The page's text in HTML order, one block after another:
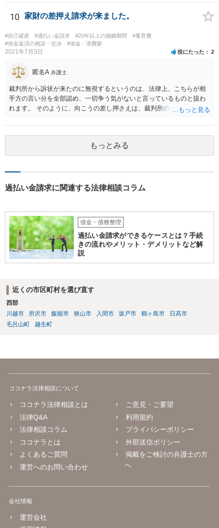
ローンという理由で過払金請求ができないということはありません。
本、返済計画及び返済経過等の具体的な資料を用意して、一度弁護士
に相談するのがよいと考えます。
ロではありませんが、嘘はどこかで客観的事実との矛盾等を生じて嘘
と露呈することが多いでしょう。裁判で虚偽の事実が主張された場
合、相手方の反論・反証によって虚偽が虚偽と曝かれることが期待さ
れています。頑張って虚偽を曝いてください。 > 私は和解金を支払わ
なければいけないのでしょうか。 和解するかどうかは当事者の自由で
す。 > この副委員長の流した噂がきっかけで会社を辞めることにな
いでしょうか 副委員長の不法行為につき組合が使用者責任（民法715
することは、手続きとしては可能です。 もっとも、副委員長が噂を流
した事実の立証がまず難しいかと思いますし、噂を流した行為と退職
との因果関係や、副委員長の行為が組合の事業の執行についての行為
裁判所にねつ造された規約書を提出したのですが、それは何らかの罪
には問われないのでしょうか。 組合が組合名義の書面について架空の
10 家財の差押え請求が来ました。
#自己破産 #過払い金請求 #20年以上の婚姻期間
#養育費
#借金返済の相談・交渉
#借金・浪費癖
2021年7月3日 役にたった 2
匿名A 弁護士
裁判所から訴状が来たのに無視するというのは、法律上、こちらが相
手方の言い分を全部認め、一切争う気がないと言っているものと扱わ
れます。 そのように、向こうの差し押さえは、裁判所のお墨付きを得
ットは一切ありません。 むしろ、あなたに連絡しても無視されたこと
で、裁判をするための時間と費用を使わされたわけで、その観点から
も減額や分割に乗ってくるとは思えません。 そうなると、基本的には
自己破産という方向になってくるかと思います。
もっとみる
過払い金請求に関連する法律相談コラム
借金・債務整理
過払い金請求ができるケースとは？手続
きの流れやメリット・デメリットなど解
説
近くの市区町村を選び直す
西部
川越市
所沢市 飯能市 狭山市 入間市 坂戸市 鶴ヶ島市
日高市
毛呂山町
越生町
ココナラ法律相談について
ココナラ法律相談とは
法律Q&A
法律相談コラム
ココナラとは
よくあるご質問
運営へのお問い合わせ
ご意見・ご要望
利用規約
プライバシーポリシー
外部送信ポリシー
掲載をご検討の弁護士の方
へ
会社情報
運営会社